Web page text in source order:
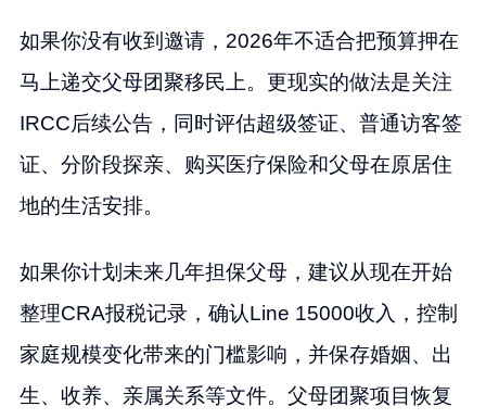
如果你没有收到邀请，2026年不适合把预算押在
马上递交父母团聚移民上。更现实的做法是关注
IRCC后续公告，同时评估超级签证、普通访客签
证、分阶段探亲、购买医疗保险和父母在原居住
地的生活安排。
如果你计划未来几年担保父母，建议从现在开始
整理CRA报税记录，确认Line 15000收入，控制
家庭规模变化带来的门槛影响，并保存婚姻、出
生、收养、亲属关系等文件。父母团聚项目恢复